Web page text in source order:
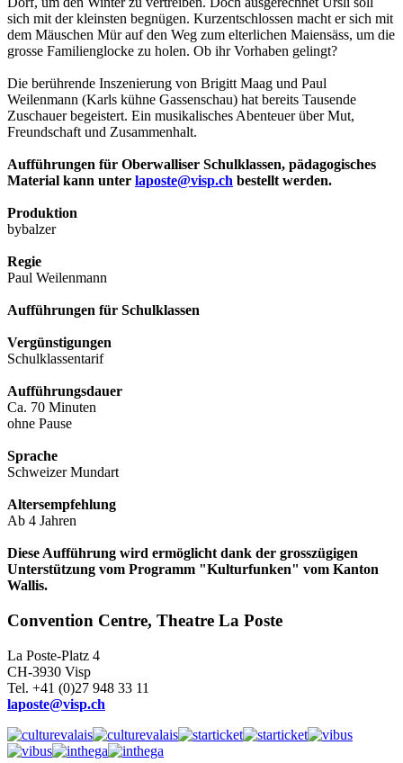
sich mit der kleinsten begnügen. Kurzentschlossen macht er sich mit
dem Mäuschen Mür auf den Weg zum elterlichen Maiensäss, um die
grosse Familienglocke zu holen. Ob ihr Vorhaben gelingt?
Die berührende Inszenierung von Brigitt Maag und Paul
Weilenmann (Karls kühne Gassenschau) hat bereits Tausende
Zuschauer begeistert. Ein musikalisches Abenteuer über Mut,
Freundschaft und Zusammenhalt.
Aufführungen für Oberwalliser Schulklassen, pädagogisches
Material kann unter laposte@visp.ch bestellt werden.
Produktion
bybalzer
Regie
Paul Weilenmann
Aufführungen für Schulklassen
Vergünstigungen
Schulklassentarif
Aufführungsdauer
Ca. 70 Minuten
ohne Pause
Sprache
Schweizer Mundart
Altersempfehlung
Ab 4 Jahren
Diese Aufführung wird ermöglicht dank der grosszügigen
Unterstützung vom Programm "Kulturfunken" vom Kanton
Wallis.
Convention Centre, Theatre La Poste
La Poste-Platz 4
CH-3930 Visp
Tel. +41 (0)27 948 33 11
laposte@visp.ch